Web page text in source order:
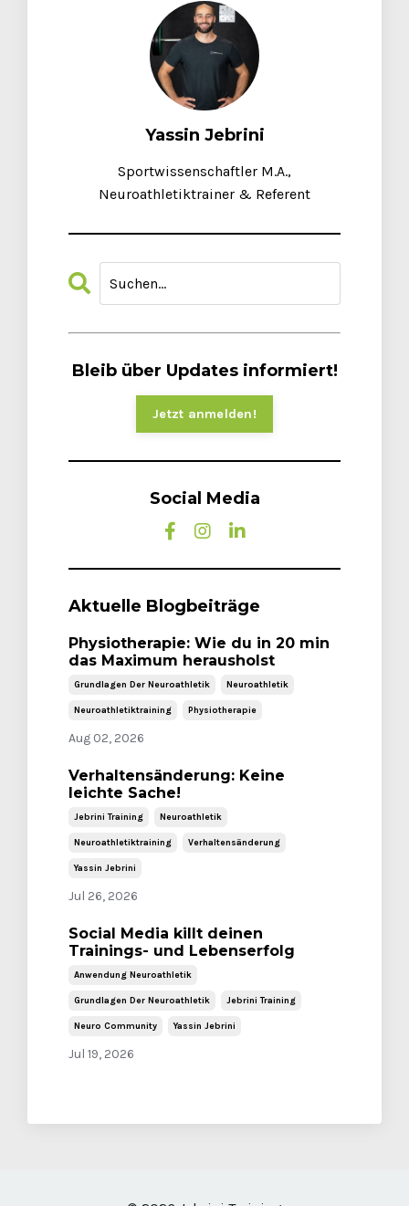
Yassin Jebrini
Sportwissenschaftler M.A.,
Neuroathletiktrainer & Referent
Bleib über Updates informiert!
Jetzt anmelden!
Social Media
Aktuelle Blogbeiträge
Physiotherapie: Wie du in 20 min
das Maximum herausholst
Grundlagen Der Neuroathletik Neuroathletik
Neuroathletiktraining Physiotherapie
Aug 02, 2026
Verhaltensänderung: Keine
leichte Sache!
Jebrini Training Neuroathletik
Neuroathletiktraining Verhaltensänderung
Yassin Jebrini
Jul 26, 2026
Social Media killt deinen
Trainings- und Lebenserfolg
Anwendung Neuroathletik
Grundlagen Der Neuroathletik Jebrini Training
Neuro Community Yassin Jebrini
Jul 19, 2026